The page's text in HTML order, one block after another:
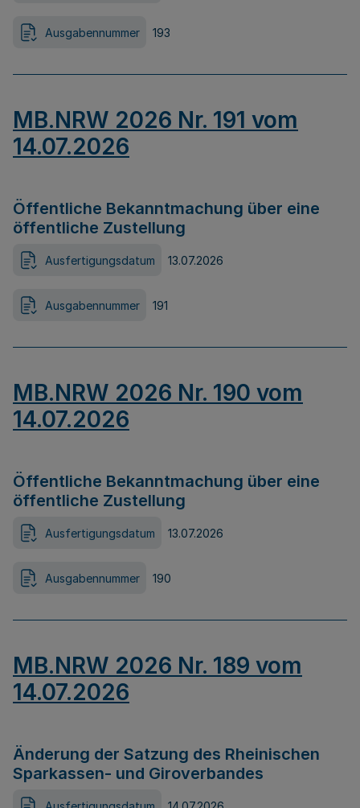
Ausgabennummer 193
MB.NRW 2026 Nr. 191 vom
14.07.2026
Öffentliche Bekanntmachung über eine
öffentliche Zustellung
Ausfertigungsdatum 13.07.2026
Ausgabennummer 191
MB.NRW 2026 Nr. 190 vom
14.07.2026
Öffentliche Bekanntmachung über eine
öffentliche Zustellung
Ausfertigungsdatum 13.07.2026
Ausgabennummer 190
MB.NRW 2026 Nr. 189 vom
14.07.2026
Änderung der Satzung des Rheinischen
Sparkassen- und Giroverbandes